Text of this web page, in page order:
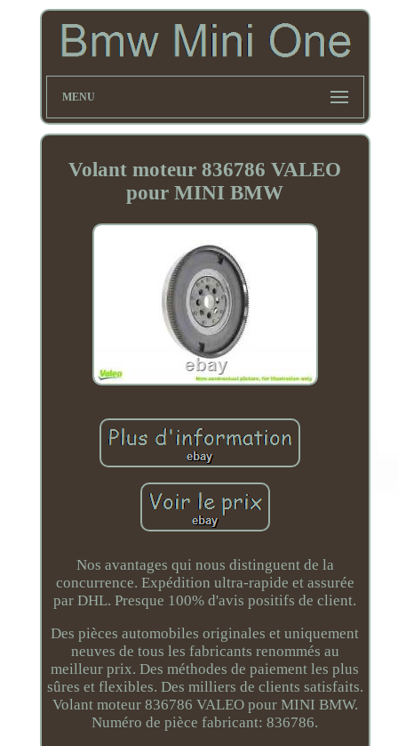
MENU
Volant moteur 836786 VALEO
pour MINI BMW
Nos avantages qui nous distinguent de la
concurrence. Expédition ultra-rapide et assurée
par DHL. Presque 100% d'avis positifs de client.
Des pièces automobiles originales et uniquement
neuves de tous les fabricants renommés au
meilleur prix. Des méthodes de paiement les plus
sûres et flexibles. Des milliers de clients satisfaits.
Volant moteur 836786 VALEO pour MINI BMW.
Numéro de pièce fabricant: 836786.